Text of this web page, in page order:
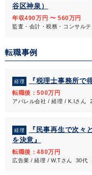
谷区神泉）
年収490万円 〜 560万円
監査・会計・税務・コンサル
転職事例
経理 『税理士事務所で
転職後：500万円
アパレル会社 / 経理 / K.Iさん
経理
『民事再生で次々
を決意』
転職後：480万円
広告業 / 経理 / W.Tさん 30代